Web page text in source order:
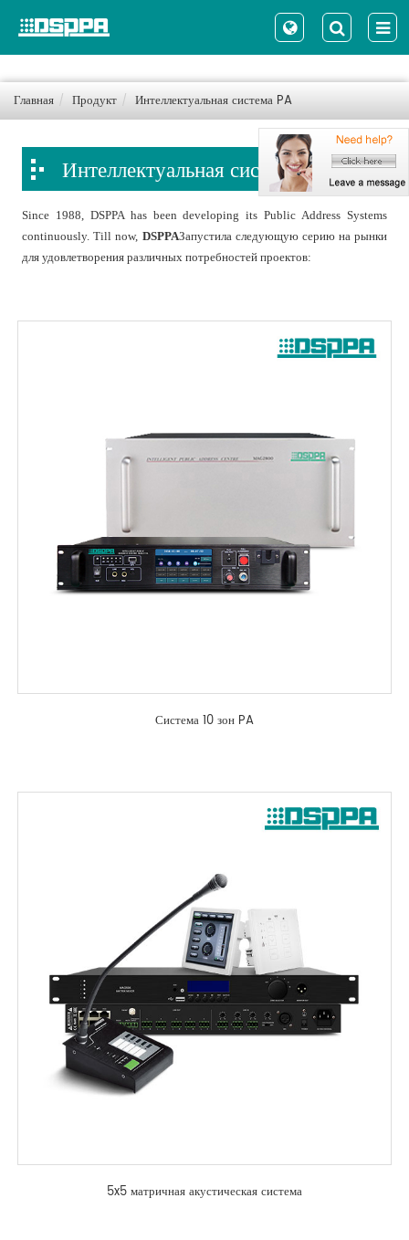
Главная Продукт Интеллектуальная система PA
Интеллектуальная система PA
Since 1988, DSPPA has been developing its Public Address Systems
continuously. Till now, DSPPAЗапустила следующую серию на рынки
для удовлетворения различных потребностей проектов:
Система 10 зон PA
5x5 матричная акустическая система